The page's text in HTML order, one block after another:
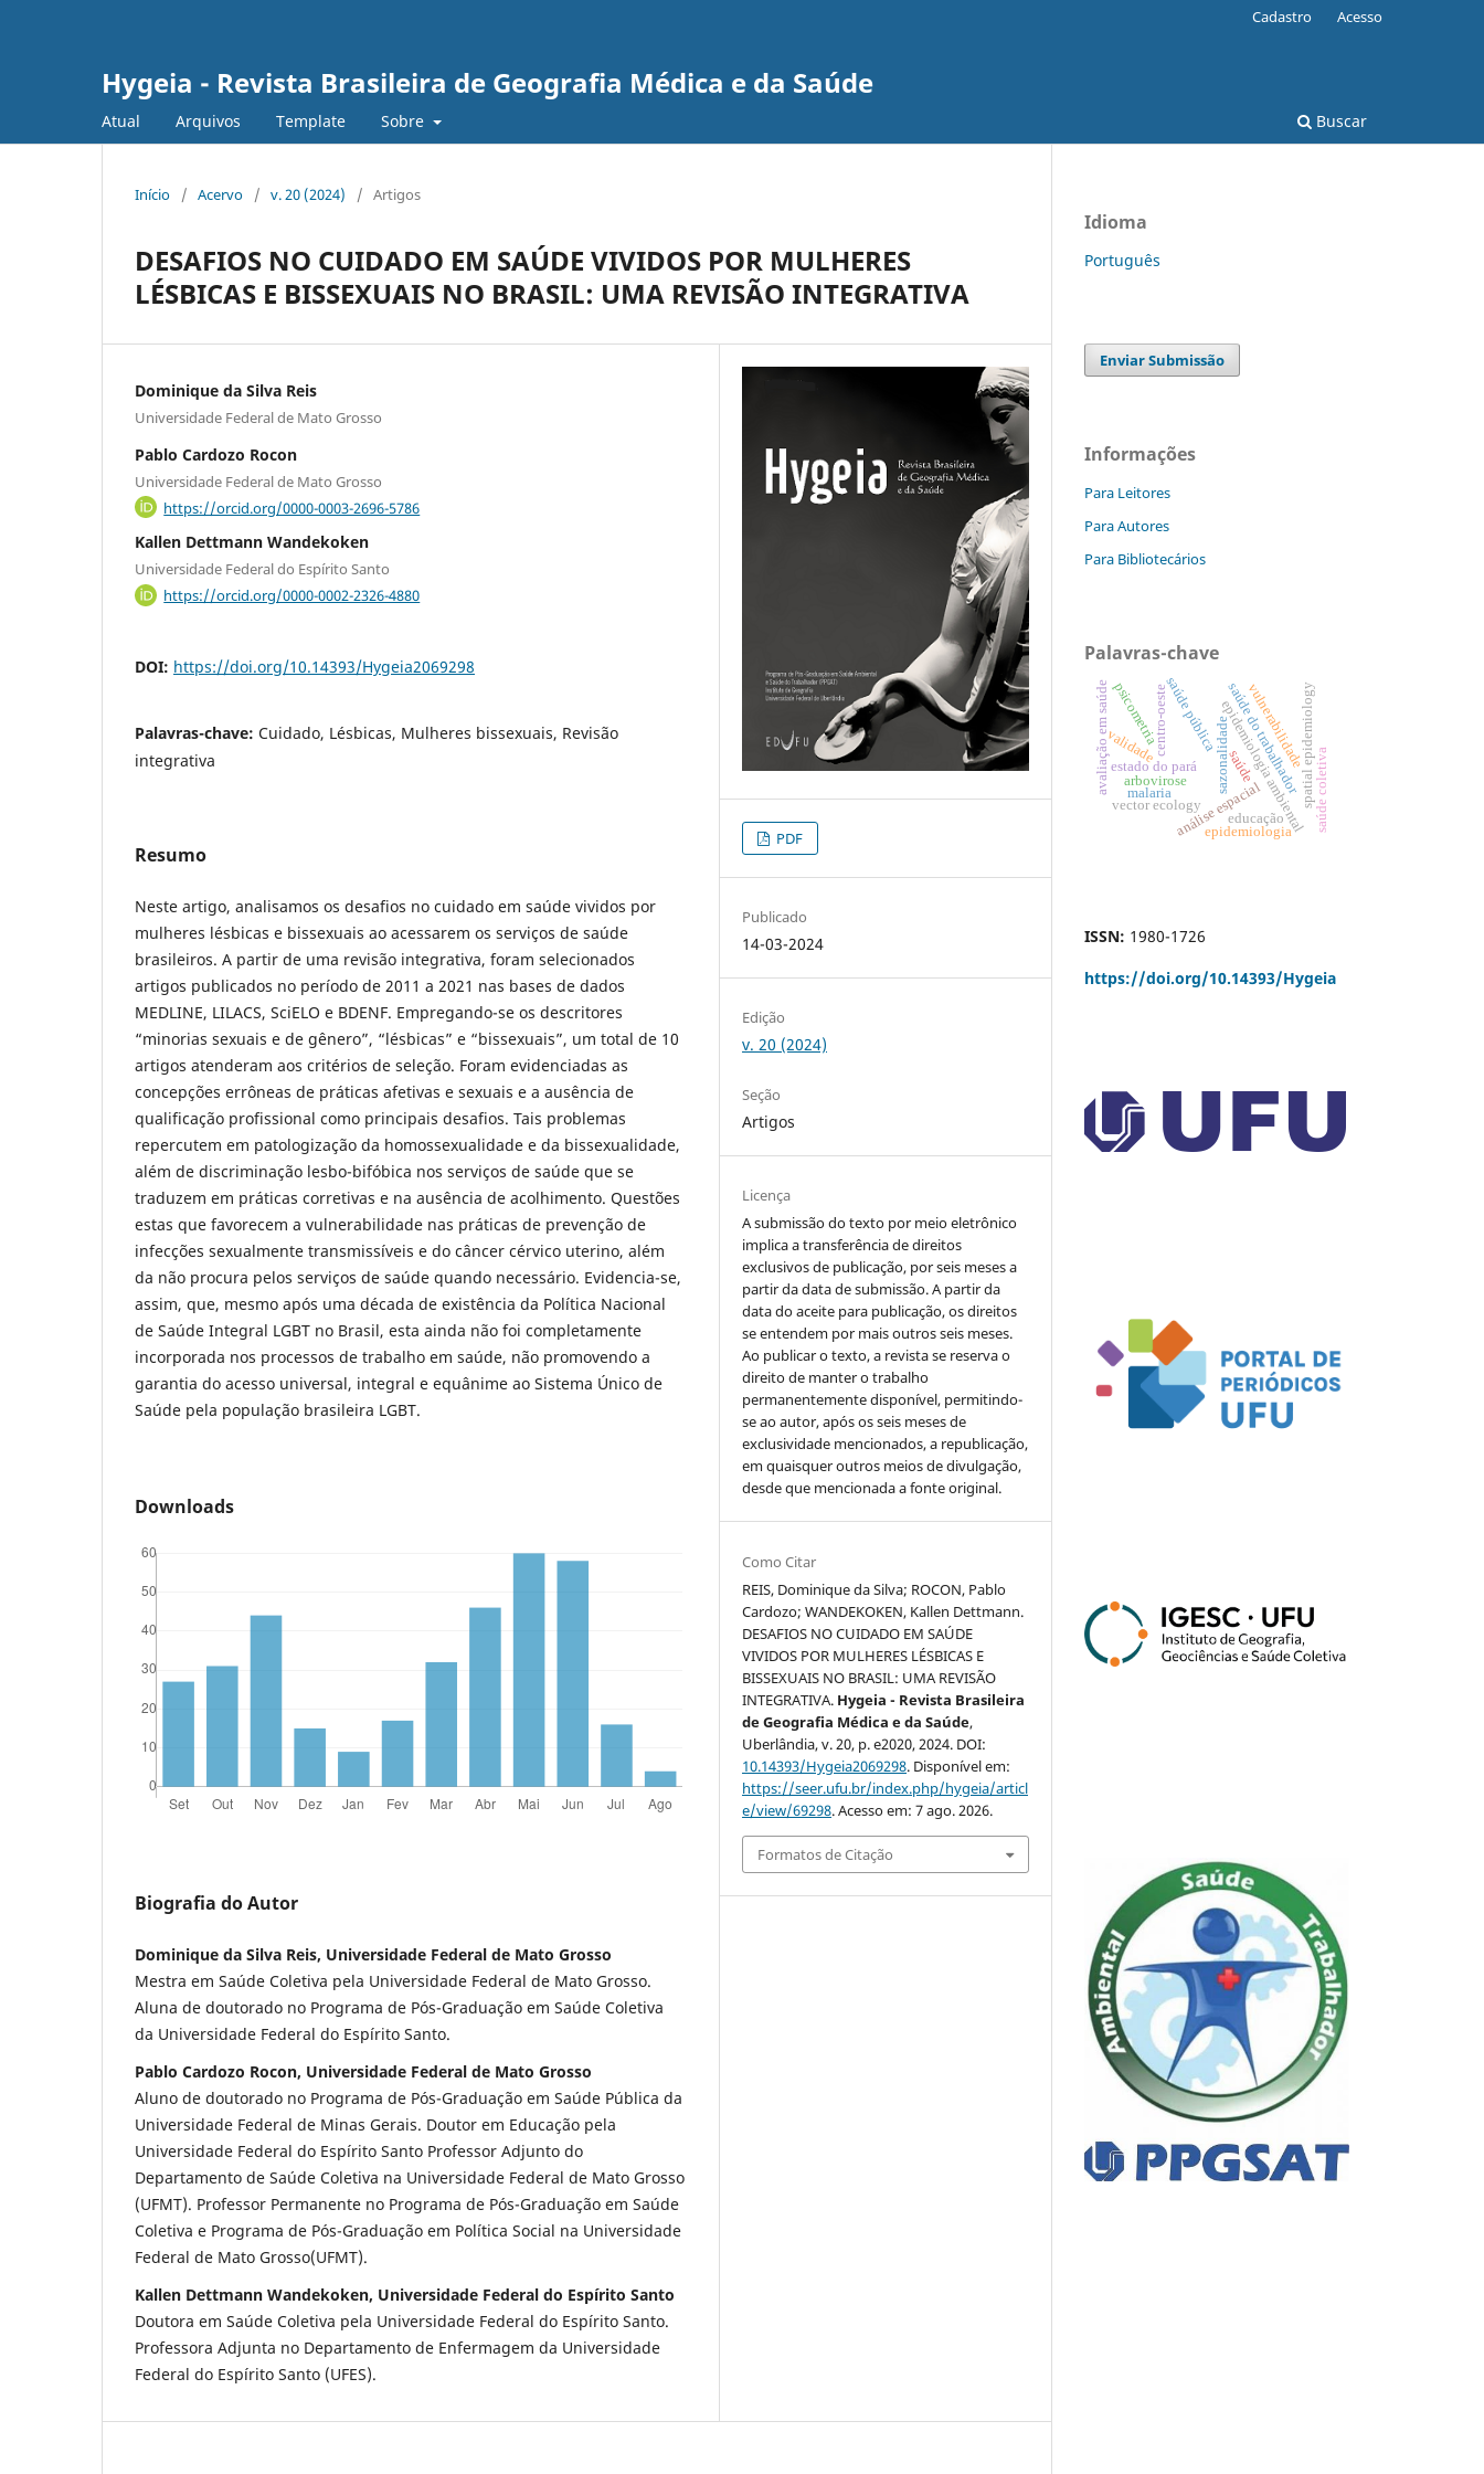
Hygeia - Revista Brasileira de Geografia Médica e da Saúde
Atual Arquivos Template Sobre Buscar
Cadastro Acesso
Início / Acervo / v. 20 (2024) / Artigos
DESAFIOS NO CUIDADO EM SAÚDE VIVIDOS POR MULHERES
LÉSBICAS E BISSEXUAIS NO BRASIL: UMA REVISÃO INTEGRATIVA
Dominique da Silva Reis
Universidade Federal de Mato Grosso
Pablo Cardozo Rocon
Universidade Federal de Mato Grosso
https://orcid.org/0000-0003-2696-5786
Kallen Dettmann Wandekoken
Universidade Federal do Espírito Santo
https://orcid.org/0000-0002-2326-4880
DOI: https://doi.org/10.14393/Hygeia2069298
Palavras-chave: Cuidado, Lésbicas, Mulheres bissexuais, Revisão
integrativa
Resumo
Neste artigo, analisamos os desafios no cuidado em saúde vividos por
mulheres lésbicas e bissexuais ao acessarem os serviços de saúde
brasileiros. A partir de uma revisão integrativa, foram selecionados
artigos publicados no período de 2011 a 2021 nas bases de dados
MEDLINE, LILACS, SciELO e BDENF. Empregando-se os descritores
“minorias sexuais e de gênero”, “lésbicas” e “bissexuais”, um total de 10
artigos atenderam aos critérios de seleção. Foram evidenciadas as
concepções errôneas de práticas afetivas e sexuais e a ausência de
qualificação profissional como principais desafios. Tais problemas
repercutem em patologização da homossexualidade e da bissexualidade,
além de discriminação lesbo-bifóbica nos serviços de saúde que se
traduzem em práticas corretivas e na ausência de acolhimento. Questões
estas que favorecem a vulnerabilidade nas práticas de prevenção de
infecções sexualmente transmissíveis e do câncer cérvico uterino, além
da não procura pelos serviços de saúde quando necessário. Evidencia-se,
assim, que, mesmo após uma década de existência da Política Nacional
de Saúde Integral LGBT no Brasil, esta ainda não foi completamente
incorporada nos processos de trabalho em saúde, não promovendo a
garantia do acesso universal, integral e equânime ao Sistema Único de
Saúde pela população brasileira LGBT.
Downloads
Biografia do Autor
Dominique da Silva Reis, Universidade Federal de Mato Grosso
Mestra em Saúde Coletiva pela Universidade Federal de Mato Grosso.
Aluna de doutorado no Programa de Pós-Graduação em Saúde Coletiva
da Universidade Federal do Espírito Santo.
Pablo Cardozo Rocon, Universidade Federal de Mato Grosso
Aluno de doutorado no Programa de Pós-Graduação em Saúde Pública da
Universidade Federal de Minas Gerais. Doutor em Educação pela
Universidade Federal do Espírito Santo Professor Adjunto do
Departamento de Saúde Coletiva na Universidade Federal de Mato Grosso
(UFMT). Professor Permanente no Programa de Pós-Graduação em Saúde
Coletiva e Programa de Pós-Graduação em Política Social na Universidade
Federal de Mato Grosso(UFMT).
Kallen Dettmann Wandekoken, Universidade Federal do Espírito Santo
Doutora em Saúde Coletiva pela Universidade Federal do Espírito Santo.
Professora Adjunta no Departamento de Enfermagem da Universidade
Federal do Espírito Santo (UFES).
PDF
Publicado
14-03-2024
Edição
v. 20 (2024)
Seção
Artigos
Licença
A submissão do texto por meio eletrônico
implica a transferência de direitos
exclusivos de publicação, por seis meses a
partir da data de submissão. A partir da
data do aceite para publicação, os direitos
se entendem por mais outros seis meses.
Ao publicar o texto, a revista se reserva o
direito de manter o trabalho
permanentemente disponível, permitindo-
se ao autor, após os seis meses de
exclusividade mencionados, a republicação,
em quaisquer outros meios de divulgação,
desde que mencionada a fonte original.
Como Citar
REIS, Dominique da Silva; ROCON, Pablo
Cardozo; WANDEKOKEN, Kallen Dettmann.
DESAFIOS NO CUIDADO EM SAÚDE
VIVIDOS POR MULHERES LÉSBICAS E
BISSEXUAIS NO BRASIL: UMA REVISÃO
INTEGRATIVA. Hygeia - Revista Brasileira
de Geografia Médica e da Saúde,
Uberlândia, v. 20, p. e2020, 2024. DOI:
10.14393/Hygeia2069298. Disponível em:
https://seer.ufu.br/index.php/hygeia/articl
e/view/69298. Acesso em: 7 ago. 2026.
Formatos de Citação
Idioma
Português
Enviar Submissão
Informações
Para Leitores
Para Autores
Para Bibliotecários
Palavras-chave
sazonalidade
epidemiologia ambiental
saúde pública
estado do pará
análise espacial
arbovirose
centro-oeste saúde do trabalhador
psicometria
validade vulnerabilidade
malaria spatial epidemiology
vector ecology
epidemiologia
saúde coletiva
avaliação em saúde
educação
saúde
ISSN: 1980-1726
https://doi.org/10.14393/Hygeia